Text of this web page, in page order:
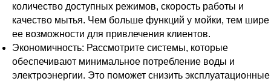
количество доступных режимов, скорость работы и
качество мытья. Чем больше функций у мойки, тем шире
ее возможности для привлечения клиентов.
Экономичность: Рассмотрите системы, которые
обеспечивают минимальное потребление воды и
электроэнергии. Это поможет снизить эксплуатационные